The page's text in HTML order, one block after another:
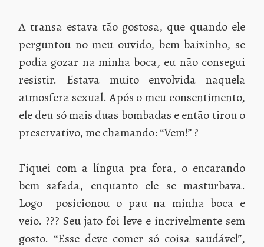
A transa estava tão gostosa, que quando ele
perguntou no meu ouvido, bem baixinho, se
podia gozar na minha boca, eu não consegui
resistir. Estava muito envolvida naquela
atmosfera sexual. Após o meu consentimento,
ele deu só mais duas bombadas e então tirou o
preservativo, me chamando: “Vem!” ?
Fiquei com a língua pra fora, o encarando
bem safada, enquanto ele se masturbava.
Logo posicionou o pau na minha boca e
veio. ??? Seu jato foi leve e incrivelmente sem
gosto. “Esse deve comer só coisa saudável”,